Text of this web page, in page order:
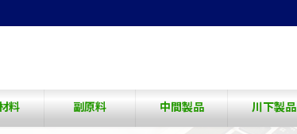
料 副原料 中間製品 川下製品